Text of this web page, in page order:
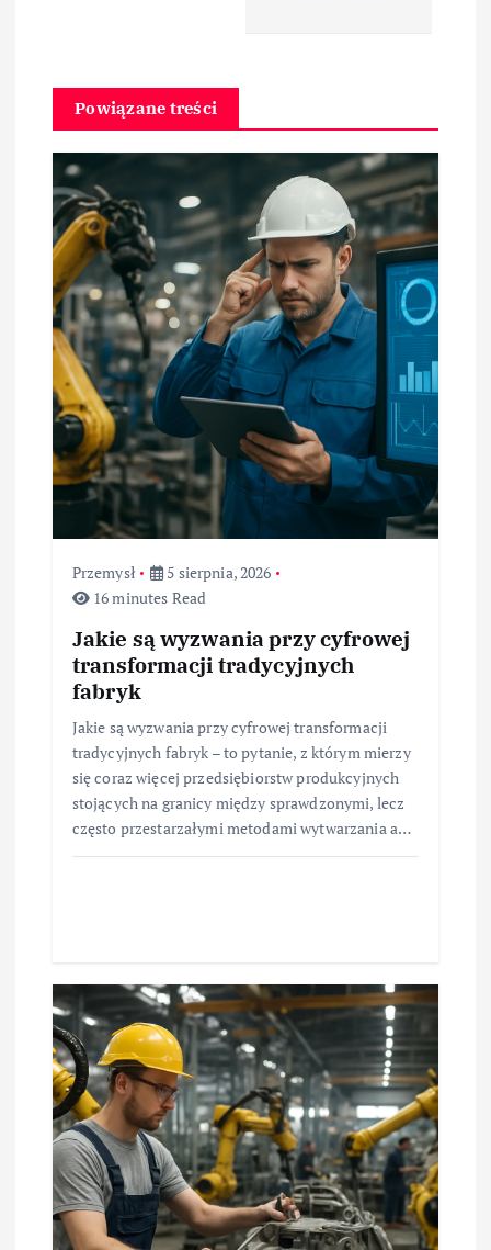
a
w
p
s
u
Powiązane treści
Przemysł
5 sierpnia, 2026
16 minutes Read
Jakie są wyzwania przy cyfrowej
transformacji tradycyjnych
fabryk
Jakie są wyzwania przy cyfrowej transformacji
tradycyjnych fabryk – to pytanie, z którym mierzy
się coraz więcej przedsiębiorstw produkcyjnych
stojących na granicy między sprawdzonymi, lecz
często przestarzałymi metodami wytwarzania a…